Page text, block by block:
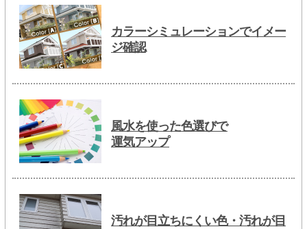
カラーシミュレーションでイメー
ジ確認
風水を使った色選びで
運気アップ
汚れが目立ちにくい色・汚れが目